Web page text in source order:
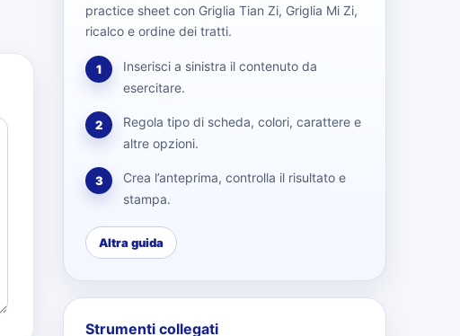
practice sheet con Griglia Tian Zi, Griglia Mi Zi,
ricalco e ordine dei tratti.
1
Inserisci a sinistra il contenuto da
esercitare.
2
Regola tipo di scheda, colori, carattere e
altre opzioni.
3
Crea l’anteprima, controlla il risultato e
stampa.
Altra guida
Strumenti collegati